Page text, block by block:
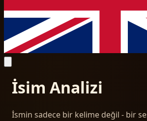
İsim Analizi
İsmin sadece bir kelime değil - bir